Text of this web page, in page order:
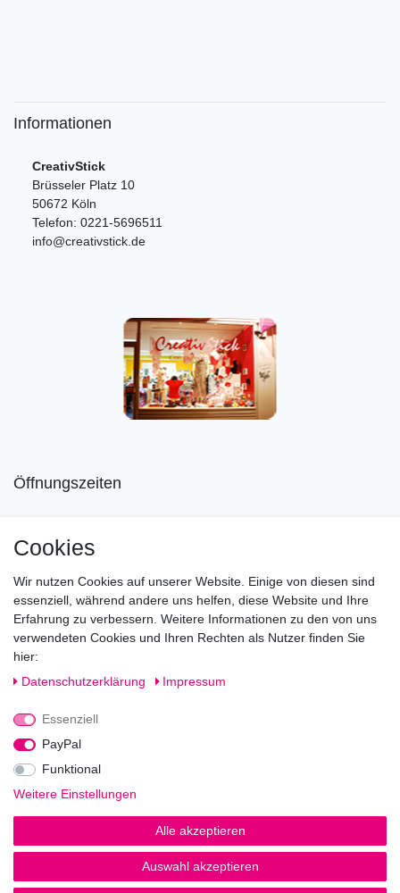
Informationen
CreativStick
Brüsseler Platz 10
50672 Köln
Telefon: 0221-5696511
info@creativstick.de
Öffnungszeiten
Di-Fr von 10.00 - 18.30 Uhr
Sa von 11.00 - 16.00 Uhr
Besuchen Sie unsere Verkaufsräume, dort beraten wir Sie
gerne.
Fragen?
Rufen Sie an!
0221-5696511
Impressum Daten­schutz­erklärung AGB
© Copyright 2026 | Alle Rechte vorbehalten.
Cookies
Wir nutzen Cookies auf unserer Website. Einige von diesen sind
essenziell, während andere uns helfen, diese Website und Ihre
Erfahrung zu verbessern. Weitere Informationen zu den von uns
verwendeten Cookies und Ihren Rechten als Nutzer finden Sie
hier:
Daten­schutz­erklärung
Impressum
Essenziell
PayPal
Funktional
Weitere Einstellungen
Alle akzeptieren
Auswahl akzeptieren